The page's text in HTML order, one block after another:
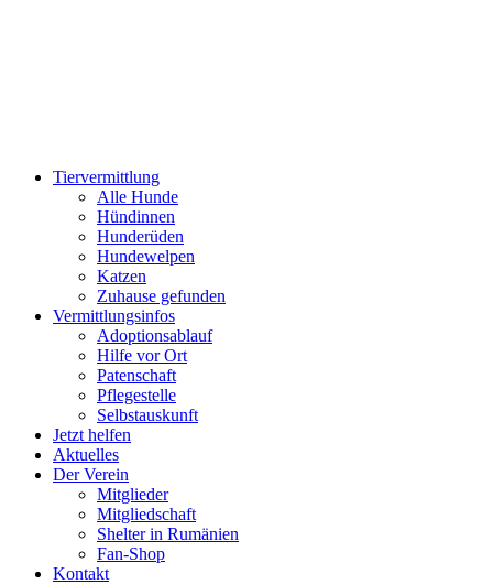
Tiervermittlung
Alle Hunde
Hündinnen
Hunderüden
Hundewelpen
Katzen
Zuhause gefunden
Vermittlungsinfos
Adoptionsablauf
Hilfe vor Ort
Patenschaft
Pflegestelle
Selbstauskunft
Jetzt helfen
Aktuelles
Der Verein
Mitglieder
Mitgliedschaft
Shelter in Rumänien
Fan-Shop
Kontakt